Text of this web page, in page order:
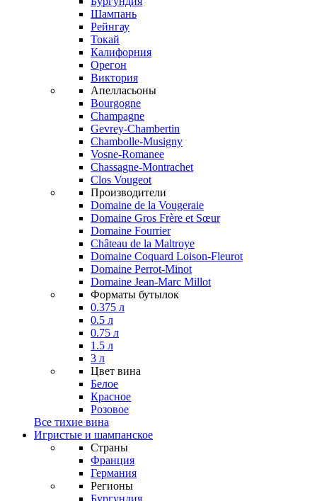
Шампань
Рейнгау
Токай
Калифорния
Орегон
Виктория
Апелласьоны
Bourgogne
Champagne
Gevrey-Chambertin
Chambolle-Musigny
Vosne-Romanee
Chassagne-Montrachet
Clos Vougeot
Производители
Domaine de la Vougeraie
Domaine Gros Frère et Sœur
Domaine Fourrier
Château de la Maltroye
Domaine Coquard Loison-Fleurot
Domaine Perrot-Minot
Domaine Jean-Marc Millot
Форматы бутылок
0.375 л
0.5 л
0.75 л
1.5 л
3 л
Цвет вина
Белое
Красное
Розовое
Все тихие вина
Игристые и шампанское
Страны
Франция
Германия
Регионы
Бургундия